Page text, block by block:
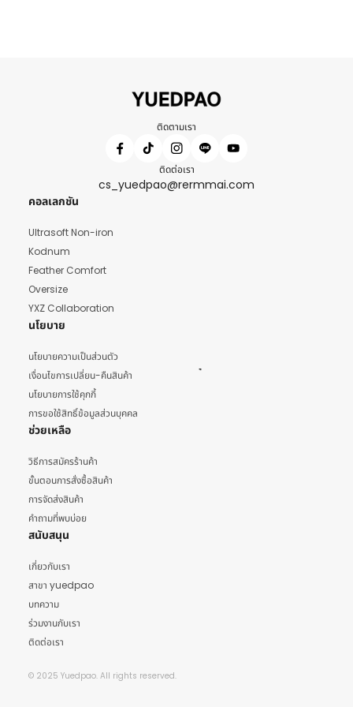
ติดตามเรา
ติดต่อเรา
cs_yuedpao@rermmai.com
คอลเลกชัน
Ultrasoft Non-iron
Kodnum
Feather Comfort
Oversize
YXZ Collaboration
นโยบาย
นโยบายความเป็นส่วนตัว
เงื่อนไขการเปลี่ยน-คืนสินค้า
นโยบายการใช้คุกกี้
การขอใช้สิทธิ์ข้อมูลส่วนบุคคล
ช่วยเหลือ
วิธีการสมัครร้านค้า
ขั้นตอนการสั่งซื้อสินค้า
การจัดส่งสินค้า
คำถามที่พบบ่อย
สนับสนุน
เกี่ยวกับเรา
สาขา yuedpao
บทความ
ร่วมงานกับเรา
ติดต่อเรา
© 2025 Yuedpao. All rights reserved.